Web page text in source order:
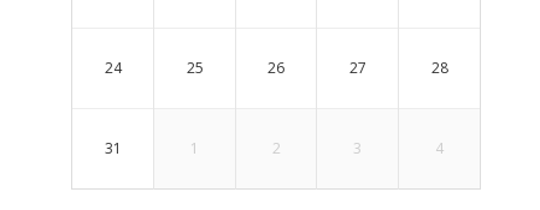
24 25 26 27 28
31 1 2 3 4